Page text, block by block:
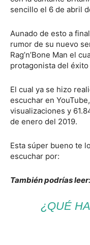
sencillo el 6 de abril
Aunado de esto a
rumor de su nuevo
Rag’n’Bone Man el
protagonista del éxito
El cual ya se hizo
escuchar en
visualizaciones y
de enero del 2019.
Esta súper bueno te
escuchar por:
También podrías leer:
¿QUÉ